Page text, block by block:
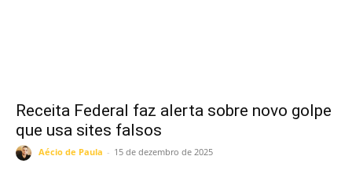
Receita Federal faz alerta sobre novo golpe
que usa sites falsos
Aécio de Paula - 15 de dezembro de 2025